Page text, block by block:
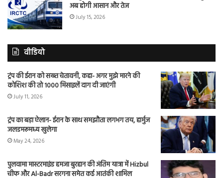
अब होगी आसान और तेज
July 15, 2026
वीडियो
ट्रंप की ईरान को सख्त चेतावनी, कहा- अगर मुझे मारने की
कोशिश की तो 1000 मिसाइलें दाग दी जाएंगी
July 11, 2026
ट्रंप का बड़ा ऐलान- ईरान के साथ समझौता लगभग तय, हार्मुज
जलडमरूमध्य खुलेगा
May 24, 2026
पुलवामा मास्टरमाइंड हमजा बुरहान की अंतिम यात्रा में Hizbul
चीफ और Al-Badr सरगना समेत कई आतंकी शामिल